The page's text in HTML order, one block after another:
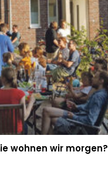
wohnen wir morgen?